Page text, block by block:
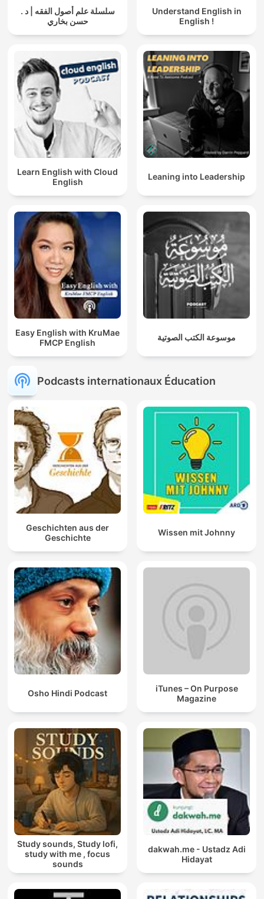
سلسلة علم أصول الفقه | د .
حسن بخاري
Understand English in
English !
Learn English with Cloud
English
Leaning into Leadership
Easy English with KruMae
FMCP English
موسوعة الكتب الصوتية
Podcasts internationaux Éducation
Geschichten aus der
Geschichte
Wissen mit Johnny
Osho Hindi Podcast
iTunes – On Purpose
Magazine
Study sounds, Study lofi,
study with me , focus
sounds
dakwah.me - Ustadz Adi
Hidayat